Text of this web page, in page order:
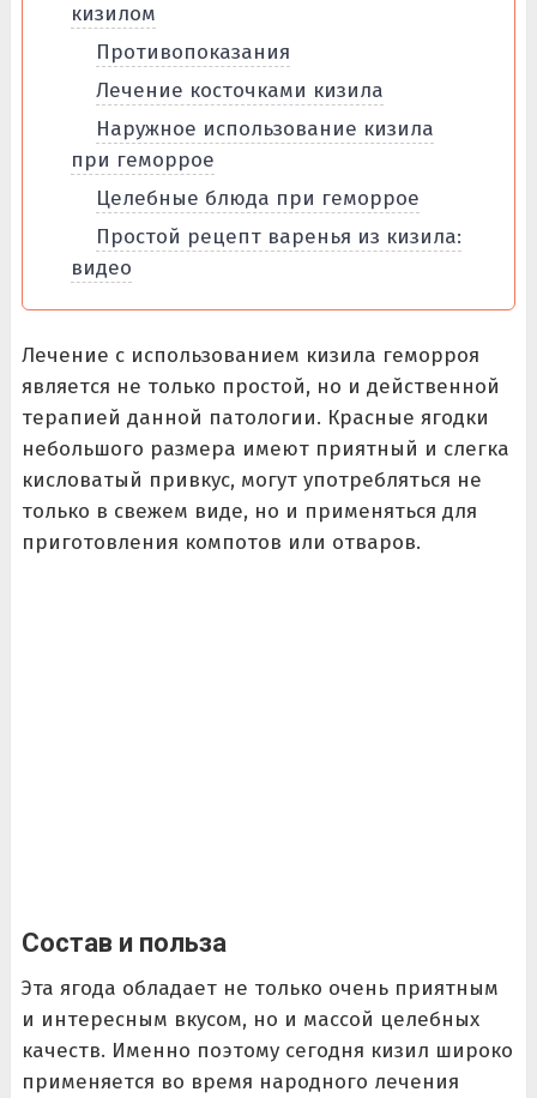
кизилом
Противопоказания
Лечение косточками кизила
Наружное использование кизила
при геморрое
Целебные блюда при геморрое
Простой рецепт варенья из кизила:
видео
Лечение с использованием кизила геморроя
является не только простой, но и действенной
терапией данной патологии. Красные ягодки
небольшого размера имеют приятный и слегка
кисловатый привкус, могут употребляться не
только в свежем виде, но и применяться для
приготовления компотов или отваров.
Состав и польза
Эта ягода обладает не только очень приятным
и интересным вкусом, но и массой целебных
качеств. Именно поэтому сегодня кизил широко
применяется во время народного лечения